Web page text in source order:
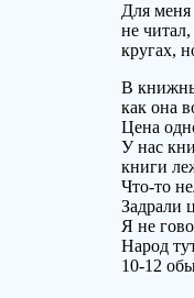
Для меня
не
кругах,
В
как она
Цена
У нас
книги
Что-то
Задрали
Я не
Народ
10-12